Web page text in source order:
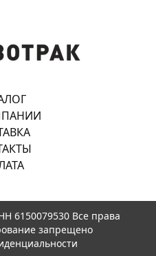
6150079530 Все права
запрещено